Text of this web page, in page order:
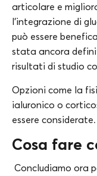
articolare e
l’integrazione di
può essere
stata ancora
risultati di studio
Opzioni come la
ialuronico o
essere considerate.
Cosa fare
Concludiamo ora